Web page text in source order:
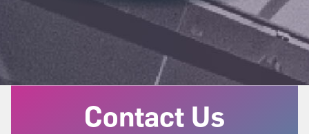
Contact Us